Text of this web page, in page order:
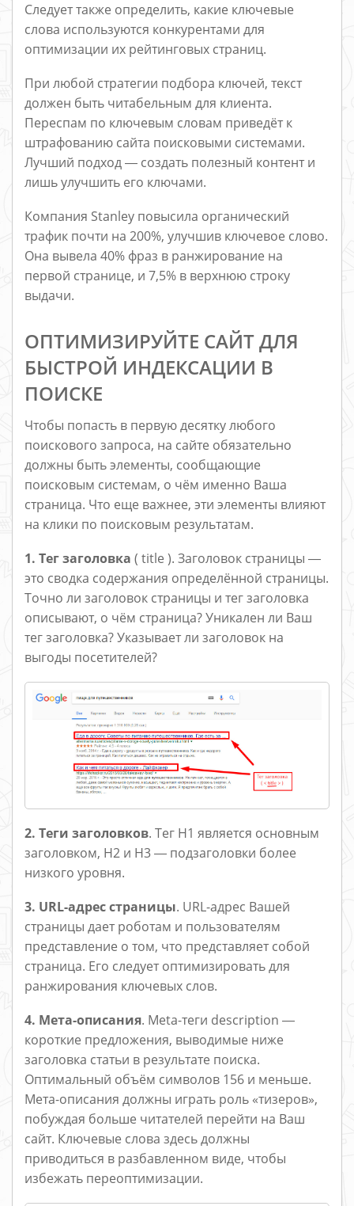
Следует также определить, какие ключевые
слова используются конкурентами для
оптимизации их рейтинговых страниц.
При любой стратегии подбора ключей, текст
должен быть читабельным для клиента.
Переспам по ключевым словам приведёт к
штрафованию сайта поисковыми системами.
Лучший подход ― создать полезный контент и
лишь улучшить его ключами.
Компания Stanley повысила органический
трафик почти на 200%, улучшив ключевое слово.
Она вывела 40% фраз в ранжирование на
первой странице, и 7,5% в верхнюю строку
выдачи.
ОПТИМИЗИРУЙТЕ САЙТ ДЛЯ
БЫСТРОЙ ИНДЕКСАЦИИ В
ПОИСКЕ
Чтобы попасть в первую десятку любого
поискового запроса, на сайте обязательно
должны быть элементы, сообщающие
поисковым системам, о чём именно Ваша
страница. Что еще важнее, эти элементы влияют
на клики по поисковым результатам.
1. Тег заголовка ( title ). Заголовок страницы ―
это сводка содержания определённой страницы.
Точно ли заголовок страницы и тег заголовка
описывают, о чём страница? Уникален ли Ваш
тег заголовка? Указывает ли заголовок на
выгоды посетителей?
2. Теги заголовков. Тег H1 является основным
заголовком, H2 и H3 ― подзаголовки более
низкого уровня.
3. URL-адрес страницы. URL-адрес Вашей
страницы дает роботам и пользователям
представление о том, что представляет собой
страница. Его следует оптимизировать для
ранжирования ключевых слов.
4. Мета-описания. Мeta-теги description ―
короткие предложения, выводимые ниже
заголовка статьи в результате поиска.
Оптимальный объём символов 156 и меньше.
Мета-описания должны играть роль «тизеров»,
побуждая больше читателей перейти на Ваш
сайт. Ключевые слова здесь должны
приводиться в разбавленном виде, чтобы
избежать переоптимизации.